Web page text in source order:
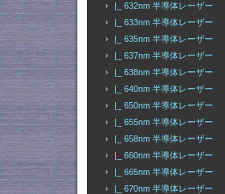
|_ 632nm 半導体レーザー
|_ 633nm 半導体レーザー
|_ 635nm 半導体レーザー
|_ 637nm 半導体レーザー
|_ 638nm 半導体レーザー
|_ 640nm 半導体レーザー
|_ 650nm 半導体レーザー
|_ 655nm 半導体レーザー
|_ 658nm 半導体レーザー
|_ 660nm 半導体レーザー
|_ 665nm 半導体レーザー
|_ 670nm 半導体レーザー